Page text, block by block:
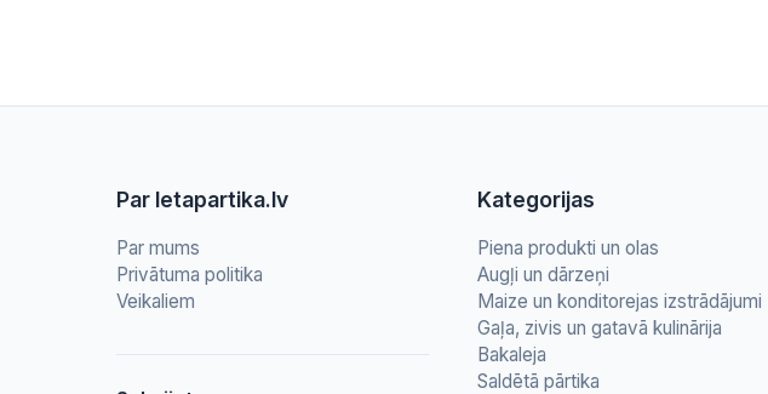
Par letapartika.lv
Par mums
Privātuma politika
Veikaliem
Kategorijas
Piena produkti un olas
Augļi un dārzeņi
Maize un konditorejas izstrādājumi
Gaļa, zivis un gatavā kulinārija
Bakaleja
Saldētā pārtika